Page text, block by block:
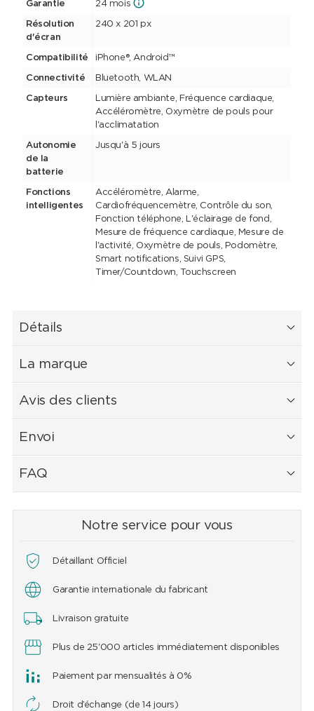
Garantie 24 mois
Résolution
d'écran
240 x 201 px
Compatibilité iPhone®, Android™
Connectivité Bluetooth, WLAN
Capteurs
Lumière ambiante, Fréquence cardiaque,
Accéléromètre, Oxymètre de pouls pour
l'acclimatation
Autonomie
de la
batterie
Jusqu'à 5 jours
Fonctions
intelligentes
Accéléromètre, Alarme,
Cardiofréquencemètre, Contrôle du son,
Fonction téléphone, L'éclairage de fond,
Mesure de fréquence cardiaque, Mesure de
l'activité, Oxymètre de pouls, Podomètre,
Smart notifications, Suivi GPS,
Timer/Countdown, Touchscreen
Détails
La marque
Avis des clients
Envoi
FAQ
Notre service pour vous
Détaillant Officiel
Garantie internationale du fabricant
Livraison gratuite
Plus de 25'000 articles immédiatement disponibles
Paiement par mensualités à 0%
Droit d’échange (de 14 jours)